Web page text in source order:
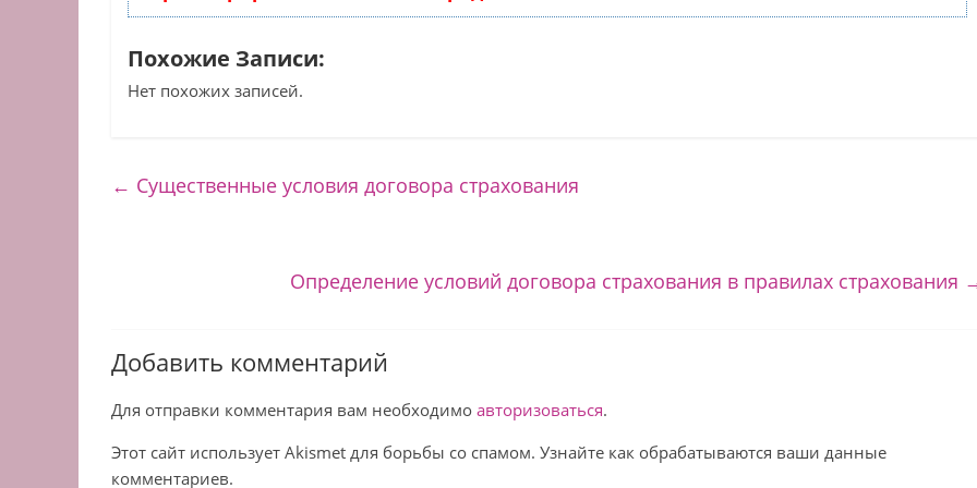
Похожие Записи:
Нет похожих записей.
← Существенные условия договора страхования
Определение условий договора страхования в правилах страхования
Добавить комментарий
Для отправки комментария вам необходимо авторизоваться.
Этот сайт использует Akismet для борьбы со спамом. Узнайте как обрабатываются ваши данные
комментариев.